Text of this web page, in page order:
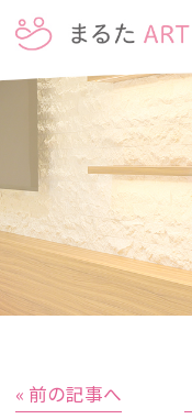
« 前の記事へ